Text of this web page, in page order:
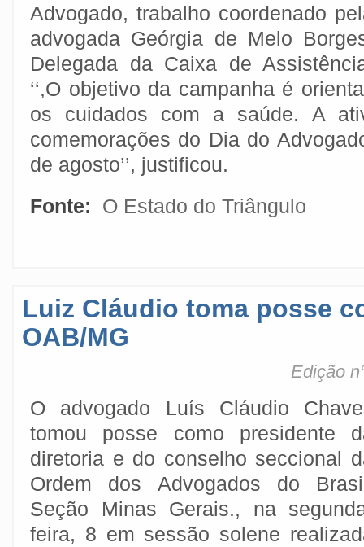
Advogado, trabalho coordenado
advogada Geórgia de Melo
Delegada da Caixa de
‘‘,O objetivo da campanha é
os cuidados com a saúde. A
comemorações do Dia do
de agosto’’, justificou.
Fonte:
O Estado do Triângulo
Luiz Cláudio toma posse
OAB/MG
Edição
O advogado Luís Cláudio
tomou posse como presidente
diretoria e do conselho seccional
Ordem dos Advogados do
Seção Minas Gerais., na
feira, 8 em sessão solene